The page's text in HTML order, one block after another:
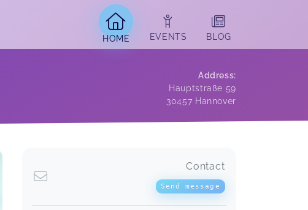
HOME
EVENTS BLOG
Address:
Hauptstraße 59
30457 Hannover
gefallen und ich kann für mich sehr
viel mitnehmen . Ich freue mich schon
auf die Vorbereitung der nächsten
Contact
Send message